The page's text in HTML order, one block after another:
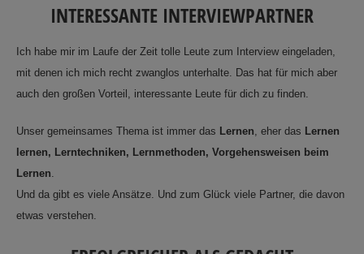
INTERESSANTE INTERVIEWPARTNER
Ich habe mir im Laufe der Zeit tolle Leute zum Interview eingeladen,
mit denen ich mich recht zwanglos unterhalte. Das hat für mich aber
auch den großen Vorteil, interessante Leute für dich zu finden.
Unser gemeinsames Thema ist immer das Lernen , eher das Lernen
lernen, Lerntechniken, Lernmethoden, Vorgehensweisen beim
Lernen
Und da gibt es viele Ansätze. Und zum Glück viele Partner, die davon
etwas verstehen.